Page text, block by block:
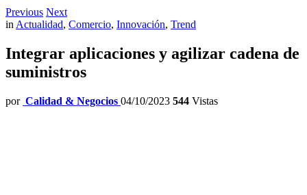
Previous Next
inActualidad, Comercio, Innovación, Trend
Integrar aplicaciones y agilizar cadena de
suministros
por Calidad & Negocios 04/10/2023 544 Vistas